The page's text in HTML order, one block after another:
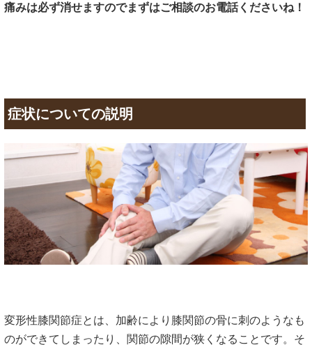
痛みは必ず消せますのでまずはご相談のお電話くださいね！
症状についての説明
変形性膝関節症とは、加齢により膝関節の骨に刺のようなも
のができてしまったり、関節の隙間が狭くなることです。そ